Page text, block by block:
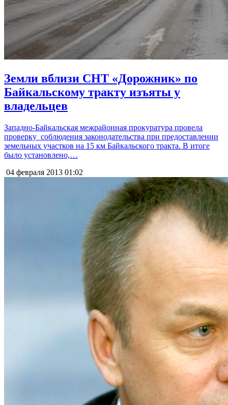
Земли вблизи СНТ «Дорожник» по
Байкальскому тракту изъяты у
владельцев
Западно-Байкальская межрайонная прокуратура провела
проверку соблюдения законодательства при предоставлении
земельных участков на 15 км Байкальского тракта. В итоге
было установлено,…
04 февраля 2013 01:02